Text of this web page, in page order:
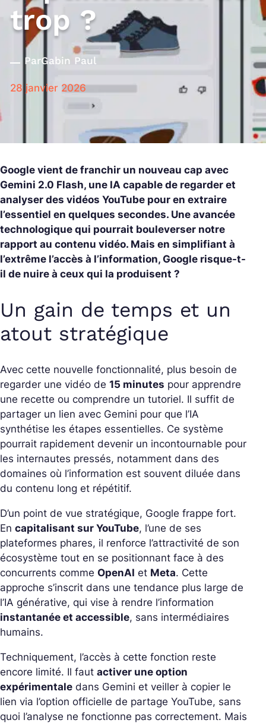
trop ?
ParGabin Paul
28 janvier 2026
Google vient de franchir un nouveau cap avec
Gemini 2.0 Flash, une IA capable de regarder et
analyser des vidéos YouTube pour en extraire
l’essentiel en quelques secondes. Une avancée
technologique qui pourrait bouleverser notre
rapport au contenu vidéo. Mais en simplifiant à
l’extrême l’accès à l’information, Google risque-t-
il de nuire à ceux qui la produisent ?
Un gain de temps et un
atout stratégique
Avec cette nouvelle fonctionnalité, plus besoin de
regarder une vidéo de 15 minutes pour apprendre
une recette ou comprendre un tutoriel. Il suffit de
partager un lien avec Gemini pour que l’IA
synthétise les étapes essentielles. Ce système
pourrait rapidement devenir un incontournable pour
les internautes pressés, notamment dans des
domaines où l’information est souvent diluée dans
du contenu long et répétitif.
D’un point de vue stratégique, Google frappe fort.
En capitalisant sur YouTube, l’une de ses
plateformes phares, il renforce l’attractivité de son
écosystème tout en se positionnant face à des
concurrents comme OpenAI et Meta. Cette
approche s’inscrit dans une tendance plus large de
l’IA générative, qui vise à rendre l’information
instantanée et accessible, sans intermédiaires
humains.
Techniquement, l’accès à cette fonction reste
encore limité. Il faut activer une option
expérimentale dans Gemini et veiller à copier le
lien via l’option officielle de partage YouTube, sans
quoi l’analyse ne fonctionne pas correctement. Mais